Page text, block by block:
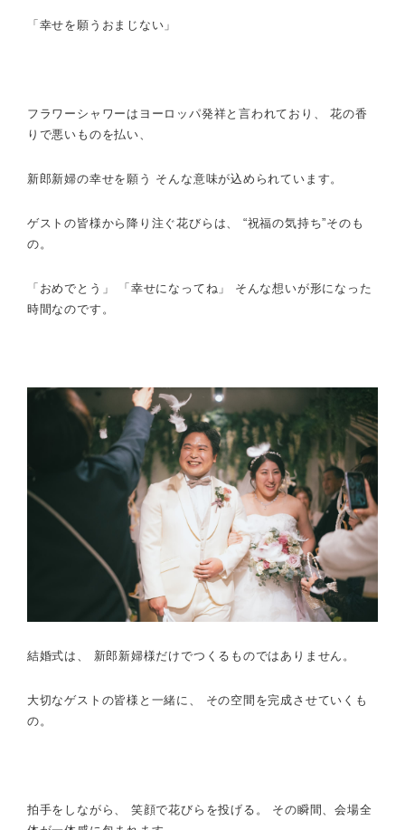
「幸せを願うおまじない」
フラワーシャワーはヨーロッパ発祥と言われており、 花の香
りで悪いものを払い、
新郎新婦の幸せを願う そんな意味が込められています。
ゲストの皆様から降り注ぐ花びらは、 “祝福の気持ち”そのも
の。
「おめでとう」 「幸せになってね」 そんな想いが形になった
時間なのです。
結婚式は、 新郎新婦様だけでつくるものではありません。
大切なゲストの皆様と一緒に、 その空間を完成させていくも
の。
拍手をしながら、 笑顔で花びらを投げる。 その瞬間、会場全